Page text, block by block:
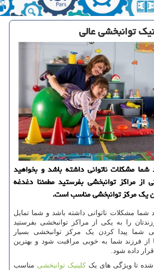
توانبخشی عالی
مشكلات ناتوانی داشته باشد و بخواهید
از مراكز توانبخشی بفرستید مطمئنا دغدغه
یك مركز توانبخشی مناسب است.
مشکلات ناتوانی داشته باشد و شما تمایل
را به یکی از مراکز توانبخشی بفرستید
شما پیدا کردن یک مرکز توانبخشی بسیار
فرزند شما به خوبی مراقبت شود و بهترین
داده شود.
تا ویژگی های یککلینیک توانبخشی مناسب